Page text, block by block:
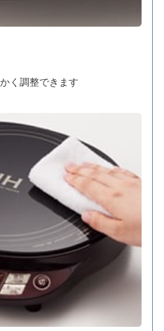
く調整できます